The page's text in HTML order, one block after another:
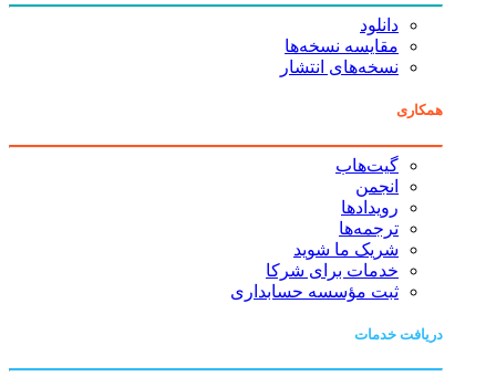
دانلود
مقایسه نسخه‌ها
نسخه‌های انتشار
همکاری
گیت‌هاب
انجمن
رویدادها
ترجمه‌ها
شریک ما شوید
خدمات برای شرکا
ثبت مؤسسه حسابداری
دریافت خدمات